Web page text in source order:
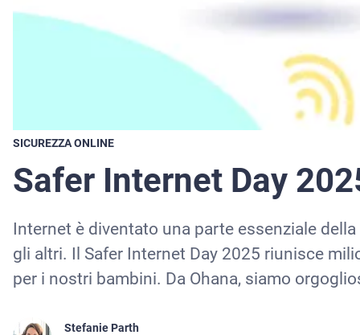
SICUREZZA ONLINE
Safer Internet Day
Internet è diventato una parte essenziale
gli altri. Il Safer Internet Day 2025 riunisce
per i nostri bambini. Da Ohana, siamo
Stefanie Parth